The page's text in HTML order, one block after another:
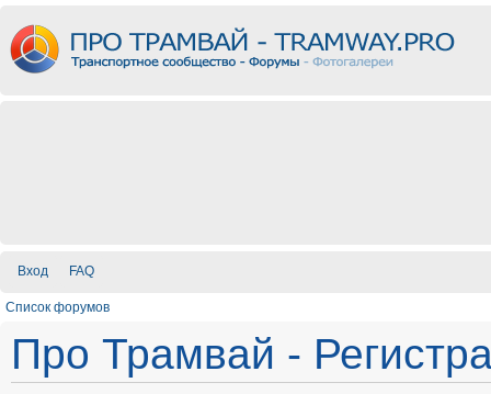
Вход FAQ
Список форумов
Про Трамвай -